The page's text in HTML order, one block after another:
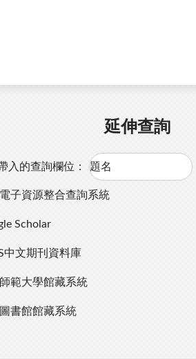
延伸查詢
入的查詢欄位：
子資源整合查詢系統
Scholar
中文期刊資料庫
範大學館藏系統
書館館藏系統